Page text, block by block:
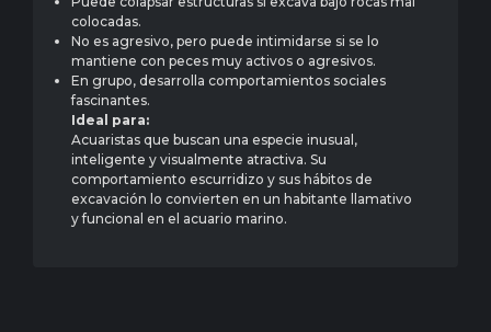
colocadas.
No es agresivo, pero puede intimidarse si se lo
mantiene con peces muy activos o agresivos.
En grupo, desarrolla comportamientos sociales
fascinantes.
Ideal para:
Acuaristas que buscan una especie inusual,
inteligente y visualmente atractiva. Su
comportamiento escurridizo y sus hábitos de
excavación lo convierten en un habitante llamativo
y funcional en el acuario marino.